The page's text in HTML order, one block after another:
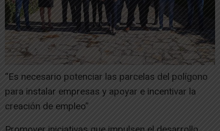
“Es necesario potenciar las parcelas del polígono
para instalar empresas y apoyar e incentivar la
creación de empleo”